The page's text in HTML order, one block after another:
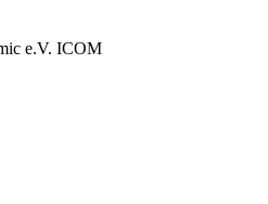
e.V. ICOM